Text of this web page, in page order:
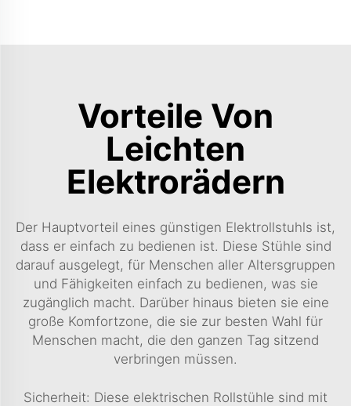
Vorteile Von
Leichten
Elektrorädern
Der Hauptvorteil eines günstigen Elektrollstuhls ist,
dass er einfach zu bedienen ist. Diese Stühle sind
darauf ausgelegt, für Menschen aller Altersgruppen
und Fähigkeiten einfach zu bedienen, was sie
zugänglich macht. Darüber hinaus bieten sie eine
große Komfortzone, die sie zur besten Wahl für
Menschen macht, die den ganzen Tag sitzend
verbringen müssen.
Sicherheit: Diese elektrischen Rollstühle sind mit